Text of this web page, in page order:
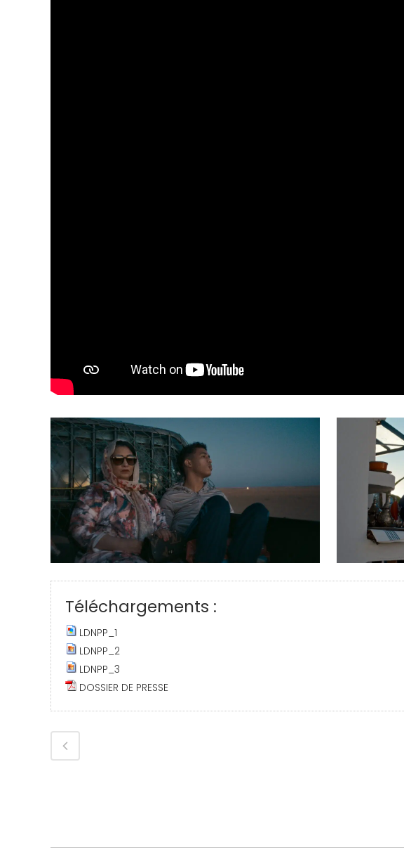
Téléchargements :
LDNPP_1
LDNPP_2
LDNPP_3
DOSSIER DE PRESSE